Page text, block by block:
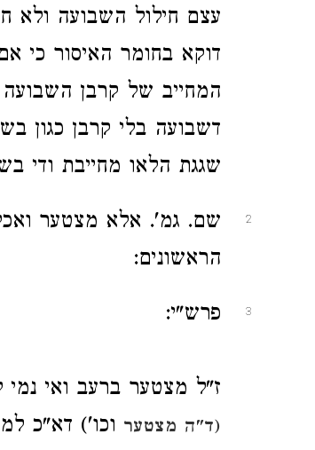
עצם חילול השבועה ולא
דוקא בחומר האיסור כי
המחייב של קרבן
דשבועה בלי קרבן כגון
שגגת הלאו מחייבת ודי
2
שם. גמ'. אלא מצטער
הראשונים:
3 פרש"י:
ז"ל מצטער ברעב ואי
(ד"ה מצטער וכו') דא"כ